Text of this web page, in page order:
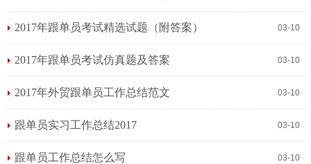
2017年跟单员考试精选试题（附答案） 03-10
2017年跟单员考试仿真题及答案 03-10
2017年外贸跟单员工作总结范文 03-10
跟单员实习工作总结2017 03-10
跟单员工作总结怎么写 03-10